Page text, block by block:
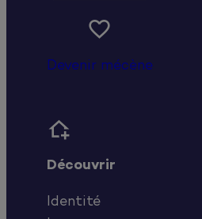

Devenir mécène

Découvrir
Identité